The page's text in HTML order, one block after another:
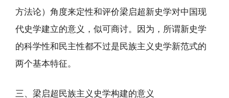
方法论）角度来定性和评价梁启超新史学对中国现
代史学建立的意义，似可商讨。因为，所谓新史学
的科学性和民主性都不过是民族主义史学新范式的
两个基本特征。
三、梁启超民族主义史学构建的意义